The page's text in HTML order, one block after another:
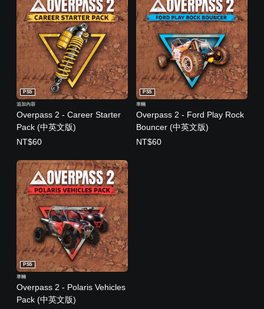
Overpass 2 - Career Starter
Pack (中英文版)
PS5
追加內容
NT$60
Overpass 2 - Ford Play Rock
Bouncer (中英文版)
PS5
車輛
NT$60
Overpass 2 - Polaris Vehicles
Pack (中英文版)
PS5
車輛